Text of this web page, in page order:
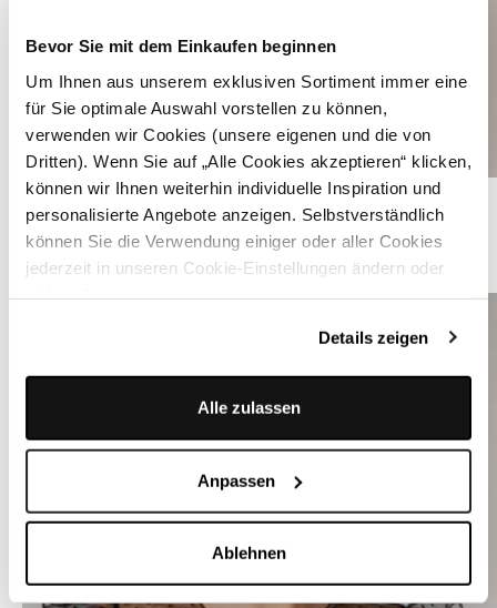
Bevor Sie mit dem Einkaufen beginnen
Um Ihnen aus unserem exklusiven Sortiment immer eine
für Sie optimale Auswahl vorstellen zu können,
verwenden wir Cookies (unsere eigenen und die von
Dritten). Wenn Sie auf „Alle Cookies akzeptieren“ klicken,
können wir Ihnen weiterhin individuelle Inspiration und
personalisierte Angebote anzeigen. Selbstverständlich
können Sie die Verwendung einiger oder aller Cookies
jederzeit in unseren Cookie-Einstellungen ändern oder
Details zeigen
Alle zulassen
Anpassen
Ablehnen
Dirndl in Rosa mit Velours Mieder - SORAIA DUSTY ROSE
ÄHNLICHE PRODUKTE